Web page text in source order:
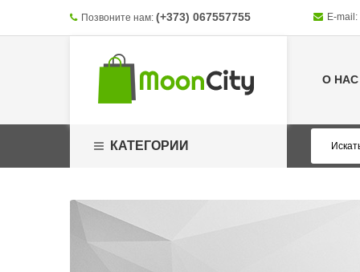
Позвоните нам: (+373) 067557755 E-mail:
О НАС
КАТЕГОРИИ